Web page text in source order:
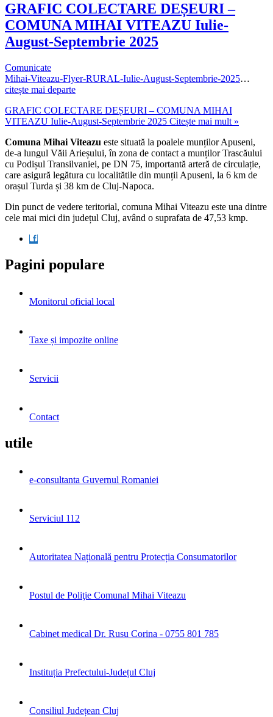
GRAFIC COLECTARE DEȘEURI –
COMUNA MIHAI VITEAZU Iulie-
August-Septembrie 2025
Comunicate
Mihai-Viteazu-Flyer-RURAL-Iulie-August-Septembrie-2025…
citește mai departe
GRAFIC COLECTARE DEȘEURI – COMUNA MIHAI
VITEAZU Iulie-August-Septembrie 2025 Citește mai mult »
Comuna Mihai Viteazu este situată la poalele munților Apuseni,
de-a lungul Văii Arieșului, în zona de contact a munților Trascăului
cu Podișul Transilvaniei, pe DN 75, importantă arteră de circulație,
care asigură legătura cu localitătile din munții Apuseni, la 6 km de
orașul Turda și 38 km de Cluj-Napoca.
Din punct de vedere teritorial, comuna Mihai Viteazu este una dintre
cele mai mici din județul Cluj, având o suprafata de 47,53 kmp.
Pagini populare
Monitorul oficial local
Taxe și impozite online
Servicii
Contact
utile
e-consultanta Guvernul Romaniei
Serviciul 112
Autoritatea Națională pentru Protecția Consumatorilor
Postul de Poliţie Comunal Mihai Viteazu
Cabinet medical Dr. Rusu Corina - 0755 801 785
Instituția Prefectului-Județul Cluj
Consiliul Județean Cluj